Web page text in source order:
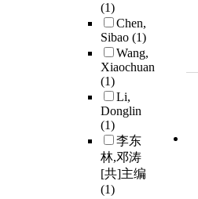
(1)
Chen,
Sibao (1)
Wang,
Xiaochuan
(1)
Li,
Donglin
(1)
李东
林,邓涛
[共]主编
(1)